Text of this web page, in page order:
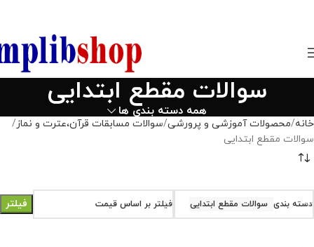
سوالات مقطع ابتدایی
همه دسته بندی ها
خانه محصولات آموزشی و پرورشی سوالات مسابقات قرآن،عترت و نماز
سوالات مقطع ابتدایی
دسته بندی سوالات مقطع ابتدایی فیلتر بر اساس قیمت فیلتر